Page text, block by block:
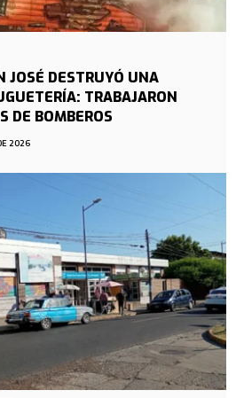
JOSÉ DESTRUYÓ UNA
TRABAJARON
DE BOMBEROS
2026